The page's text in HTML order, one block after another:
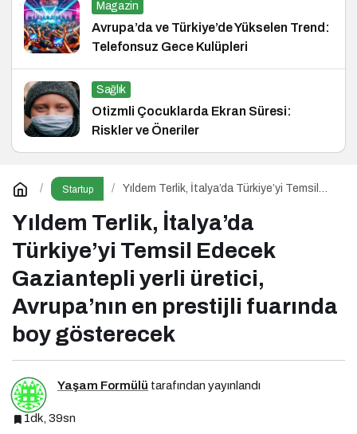
Magazin
Avrupa’da ve Türkiye’de Yükselen Trend:
Telefonsuz Gece Kulüpleri
Sağlık
Otizmli Çocuklarda Ekran Süresi:
Riskler ve Öneriler
Startup
Yıldem Terlik, İtalya’da Türkiye’yi Temsil
en prestijli fuarında boy gösterecek
Yıldem Terlik, İtalya’da
Türkiye’yi Temsil Edecek
Gaziantepli yerli üretici,
Avrupa’nın en prestijli fuarında
boy gösterecek
Yaşam Formülü tarafından yayınlandı
1dk, 39sn